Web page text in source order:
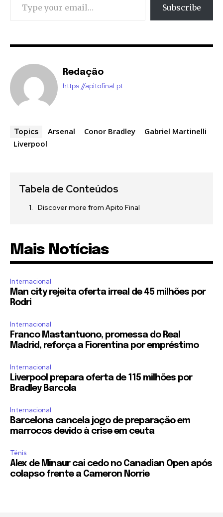
Subscribe
Redação
https://apitofinal.pt
Topics Arsenal Conor Bradley
Gabriel Martinelli
Liverpool
Tabela de Conteúdos
Discover more from Apito Final
Mais Notícias
Internacional
Man city rejeita oferta irreal de 45 milhões por
Rodri
Internacional
Franco Mastantuono, promessa do Real
Madrid, reforça a Fiorentina por empréstimo
Internacional
Liverpool prepara oferta de 115 milhões por
Bradley Barcola
Internacional
Barcelona cancela jogo de preparação em
marrocos devido à crise em ceuta
Ténis
Alex de Minaur cai cedo no Canadian Open após
colapso frente a Cameron Norrie